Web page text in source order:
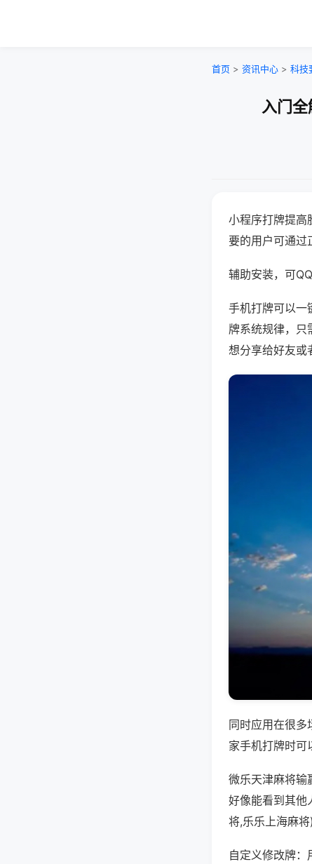
首页 > 资讯中心 > 科技
入门
小程序打牌提高
要的用户可通过
辅助安装，可
手机打牌可以一
牌系统规律，只
想分享给好友或
同时应用在很多
家手机打牌时可
微乐天津麻将输
好像能看到其他
将,乐乐上海麻
自定义修改牌：